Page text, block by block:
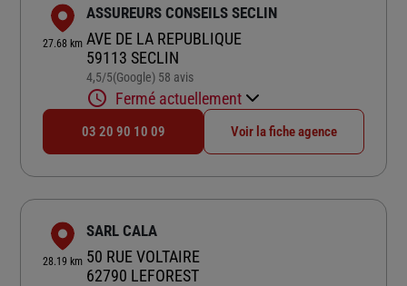
27.68 km
ASSUREURS CONSEILS SECLIN
AVE DE LA REPUBLIQUE
59113 SECLIN
4,5/5Note de 4.5 sur 5
(Google) 58 avis
Fermé actuellement
03 20 90 10 09 Voir la fiche agence
28.19 km
SARL CALA
50 RUE VOLTAIRE
62790 LEFOREST